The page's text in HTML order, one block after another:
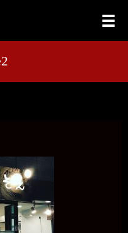
メ